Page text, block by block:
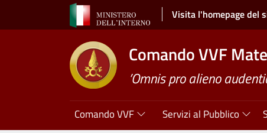
Salta al contenuto principale Visita l'homepage del
Comando VVF
’Omnis pro alieno
Navigazione principale
Comando VVF Servizi al Pubblico